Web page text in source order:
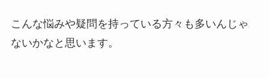
こんな悩みや疑問を持っている方々も多いんじゃ
ないかなと思います。